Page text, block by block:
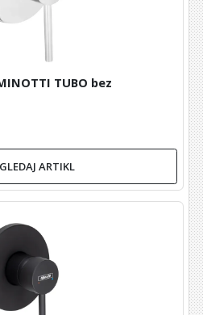
TUBO bez
ARTIKL